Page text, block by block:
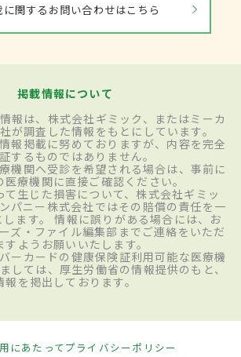
に関するお問い合わせはこちら
掲載情報について
報は、株式会社ギミック、またはミーカ
が調査した情報をもとにしています。
報掲載に努めておりますが、内容を完全
するものではありません。
機関へ受診を希望される場合は、事前に
療機関に直接ご確認ください。
て生じた損害について、株式会社ギミッ
パニー株式会社ではその賠償の責任を一
ます。 情報に誤りがある場合には、お
ズ・ファイル編集部までご連絡をいただ
すようお願いいたします。
ーカードの健康保険証利用可能な医療機
しては、厚生労働省の情報提供のもと、
報を掲出しております。
にあたってプライバシーポリシー